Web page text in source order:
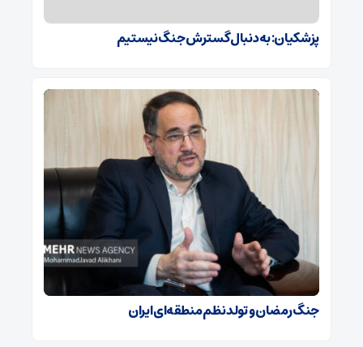
پزشکیان: به‌دنبال گسترش جنگ نیستیم
جنگ رمضان و تولد نظم منطقه‌ای ایران